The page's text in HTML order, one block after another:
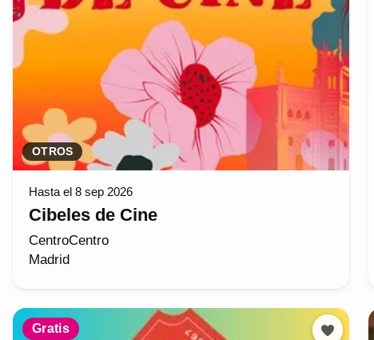
OTROS
Hasta el 8 sep 2026
Cibeles de Cine
CentroCentro
Madrid
Gratis